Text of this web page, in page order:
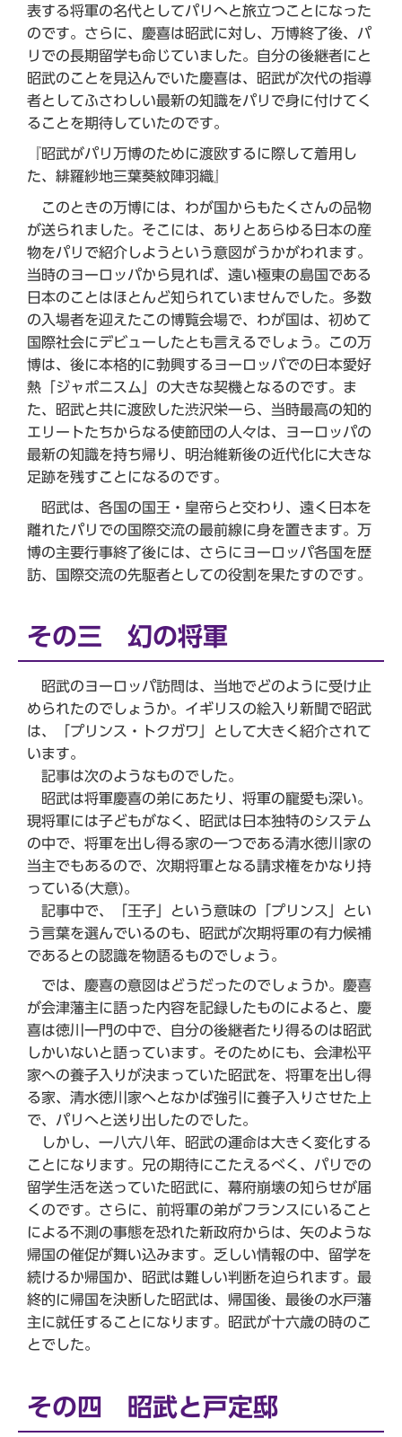
表する将軍の名代としてパリへと旅立つことになった
のです。さらに、慶喜は昭武に対し、万博終了後、パ
リでの長期留学も命じていました。自分の後継者にと
昭武のことを見込んでいた慶喜は、昭武が次代の指導
者としてふさわしい最新の知識をパリで身に付けてく
ることを期待していたのです。
『昭武がパリ万博のために渡欧するに際して着用し
た、緋羅紗地三葉葵紋陣羽織』
このときの万博には、わが国からもたくさんの品物
が送られました。そこには、ありとあらゆる日本の産
物をパリで紹介しようという意図がうかがわれます。
当時のヨーロッパから見れば、遠い極東の島国である
日本のことはほとんど知られていませんでした。多数
の入場者を迎えたこの博覧会場で、わが国は、初めて
国際社会にデビューしたとも言えるでしょう。この万
博は、後に本格的に勃興するヨーロッパでの日本愛好
熱「ジャポニスム」の大きな契機となるのです。ま
た、昭武と共に渡欧した渋沢栄一ら、当時最高の知的
エリートたちからなる使節団の人々は、ヨーロッパの
最新の知識を持ち帰り、明治維新後の近代化に大きな
足跡を残すことになるのです。
昭武は、各国の国王・皇帝らと交わり、遠く日本を
離れたパリでの国際交流の最前線に身を置きます。万
博の主要行事終了後には、さらにヨーロッパ各国を歴
訪、国際交流の先駆者としての役割を果たすのです。
その三 幻の将軍
昭武のヨーロッパ訪問は、当地でどのように受け止
められたのでしょうか。イギリスの絵入り新聞で昭武
は、「プリンス・トクガワ」として大きく紹介されて
います。
記事は次のようなものでした。
昭武は将軍慶喜の弟にあたり、将軍の寵愛も深い。
現将軍には子どもがなく、昭武は日本独特のシステム
の中で、将軍を出し得る家の一つである清水徳川家の
当主でもあるので、次期将軍となる請求権をかなり持
っている(大意)。
記事中で、「王子」という意味の「プリンス」とい
う言葉を選んでいるのも、昭武が次期将軍の有力候補
であるとの認識を物語るものでしょう。
では、慶喜の意図はどうだったのでしょうか。慶喜
が会津藩主に語った内容を記録したものによると、慶
喜は徳川一門の中で、自分の後継者たり得るのは昭武
しかいないと語っています。そのためにも、会津松平
家への養子入りが決まっていた昭武を、将軍を出し得
る家、清水徳川家へとなかば強引に養子入りさせた上
で、パリへと送り出したのでした。
しかし、一八六八年、昭武の運命は大きく変化する
ことになります。兄の期待にこたえるべく、パリでの
留学生活を送っていた昭武に、幕府崩壊の知らせが届
くのです。さらに、前将軍の弟がフランスにいること
による不測の事態を恐れた新政府からは、矢のような
帰国の催促が舞い込みます。乏しい情報の中、留学を
続けるか帰国か、昭武は難しい判断を迫られます。最
終的に帰国を決断した昭武は、帰国後、最後の水戸藩
主に就任することになります。昭武が十六歳の時のこ
とでした。
その四 昭武と戸定邸